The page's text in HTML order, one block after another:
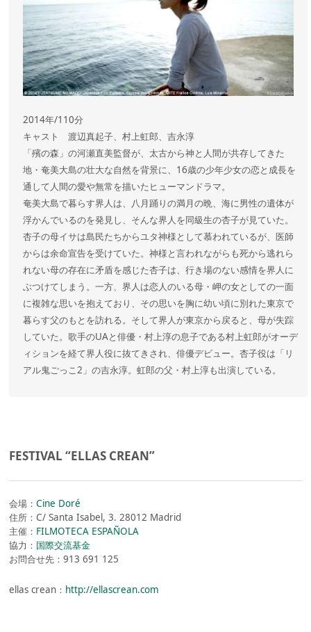
2014年/110分
キャスト 渡辺真起子、村上虹郎、吉永淳
「殯の森」の河瀬直美監督が、太古から神と人間が共存してきた
地・奄美大島の壮大な自然を背景に、16歳の少年少女の恋と成長を
通して人間の愛や無常を描いたヒューマンドラマ。
奄美大島で暮らす界人は、八月踊りの満月の晩、海に男性の遺体が
浮かんでいるのを発見し、そんな界人を同級生の杏子が見ていた。
杏子の母イサは島民たちからユタ神様として慕われているが、医師
からは余命宣告を受けていた。神様と言われながらも死から逃れら
れない母の存在に矛盾を感じた杏子は、行き場のない感情を界人に
ぶつけてしまう。一方、界人は恋人のいる母・岬の女としての一面
に複雑な思いを抱えており、その思いを胸に幼い頃に別れた東京で
暮らす父のもとを訪れる。そして界人が東京から戻ると、母が失踪
していた。歌手のUAと俳優・村上淳の息子である村上虹郎がオーデ
ィションを経て界人役に抜てきされ、俳優デビュー。杏子役は「リ
アル鬼ごっこ2」の吉永淳。虹郎の父・村上淳も出演している。
FESTIVAL “ELLAS CREAN”
会場：Cine Doré
住所：C/ Santa Isabel, 3. 28012 Madrid
主催： FILMOTECA ESPAÑOLA
協力： 国際交流基金
お問合せ先：913 691 125
ellas crean： http://ellascrean.com